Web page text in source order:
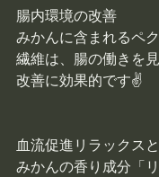
腸内環境の改善
みかんに含まれるペ
繊維は、腸の働きを
改善に効果的です✌
血流促進リラックス
みかんの香り成分「